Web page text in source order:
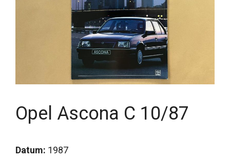
Opel Ascona C 10/87
Datum: 1987